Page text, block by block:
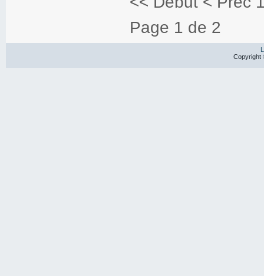
Page 1 de 2
Copyright